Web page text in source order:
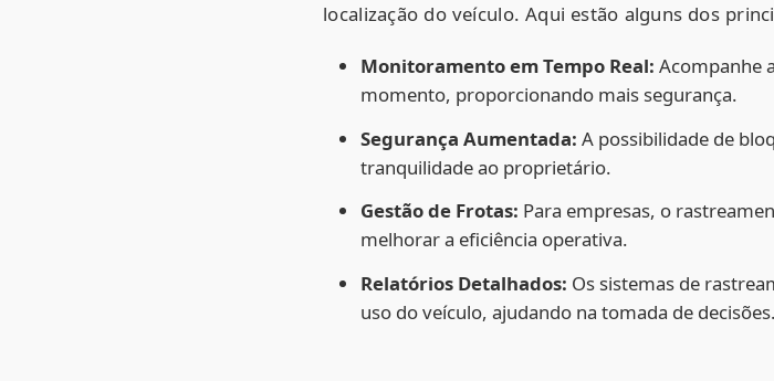
localização do veículo. Aqui estão alguns dos
Monitoramento em Tempo Real: Acompanhe
momento, proporcionando mais segurança.
Segurança Aumentada: A possibilidade de
tranquilidade ao proprietário.
Gestão de Frotas: Para empresas, o
melhorar a eficiência operativa.
Relatórios Detalhados: Os sistemas de
uso do veículo, ajudando na tomada de decisões.